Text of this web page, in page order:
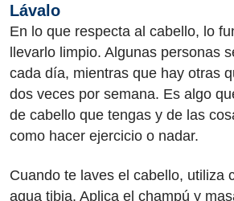
Lávalo
En lo que respecta al cabello, lo
llevarlo limpio. Algunas personas
cada día, mientras que hay otras
dos veces por semana. Es algo
de cabello que tengas y de las
como hacer ejercicio o nadar.
Cuando te laves el cabello, utiliza
agua tibia. Aplica el champú y